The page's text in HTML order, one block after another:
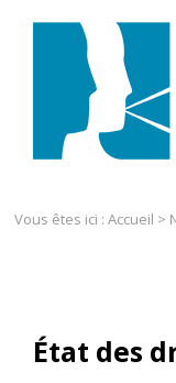
Vous êtes ici : Accueil >
État des